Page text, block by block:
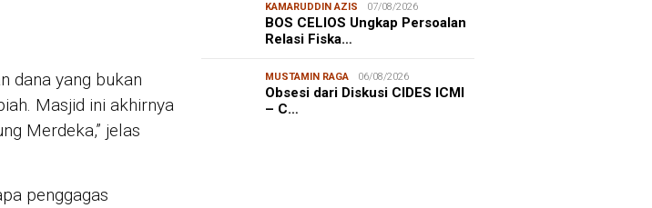
dana yang bukan
Masjid ini akhirnya
Merdeka,” jelas
penggagas
KAMARUDDIN AZIS 07/08/2026
BOS CELIOS Ungkap Persoalan
Relasi Fiska…
MUSTAMIN RAGA 06/08/2026
Obsesi dari Diskusi CIDES ICMI
– C…
Mahasiswa KKN-T Unhas Edukasi
Warga Desa Buae Kenali
Mikroorganisme Baik dan Jahat